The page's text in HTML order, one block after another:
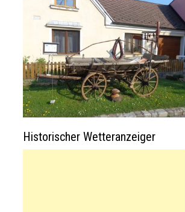
Historischer Wetteranzeiger